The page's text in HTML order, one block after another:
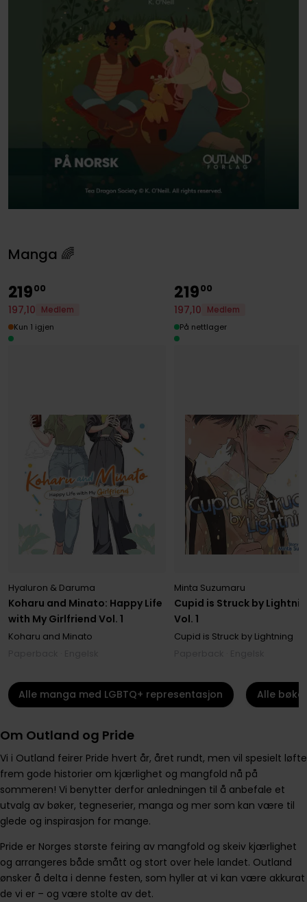
Manga 🌈
Koharu and Minato: Happy Life
with My Girlfriend Vol. 1
Hyaluron & Daruma
Koharu and Minato
21900
197,10
Medlem
Kun 1 igjen
Cupid is Struck by
Vol. 1
Minta Suzumaru
Cupid is Struck by Lightning
21900
197,10
Medlem
På nettlager
Alle manga med LGBTQ+ representasjon Alle
Om Outland og Pride
Vi i Outland feirer Pride hvert år, året rundt, men vil spesielt løfte
frem gode historier om kjærlighet og mangfold nå på
sommeren! Vi benytter derfor anledningen til å anbefale et
utvalg av bøker, tegneserier, manga og mer som kan være til
glede og inspirasjon for mange.
Pride er Norges største feiring av mangfold og skeiv kjærlighet
og arrangeres både smått og stort over hele landet. Outland
ønsker å delta i denne festen, som hyller at vi kan være akkurat
de vi er – og være stolte av det.